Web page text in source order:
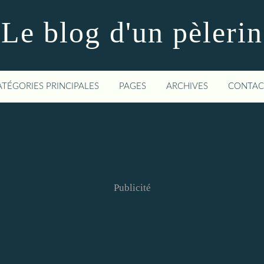
Le blog d'un pèlerin
PRINCIPALES PAGES ARCHIVES
Publicité